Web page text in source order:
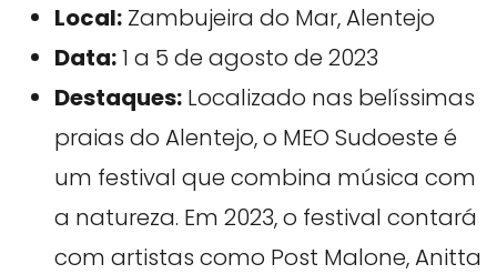
Local:Zambujeira do Mar, Alentejo
Data:1 a 5 de agosto de 2023
Destaques:Localizado nas belíssimas
praias do Alentejo, o MEO Sudoeste é
um festival que combina música com
a natureza. Em 2023, o festival contará
com artistas como Post Malone, Anitta